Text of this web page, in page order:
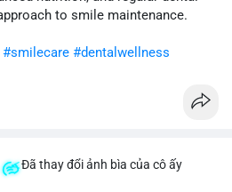
bẩy và chờ xu hướng rõ ràng trước
to smile maintenance.
#smilecare #dentalwellness
Đã thay đổi ảnh bìa của cô ấy